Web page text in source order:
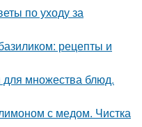
по уходу за
рецепты и
множества блюд.
с медом. Чистка